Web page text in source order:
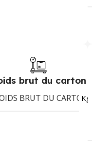
brut du carton
BRUT DU CARTON
Kg